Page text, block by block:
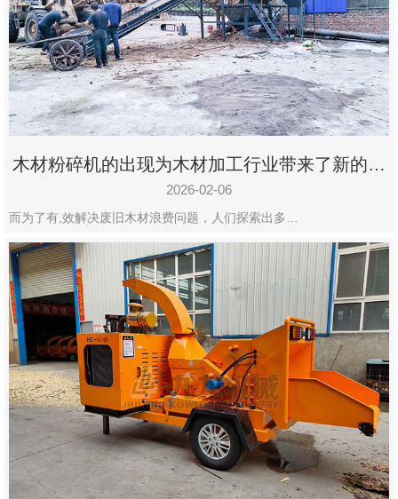
木材粉碎机的出现为木材加工行业带来了新的变
化
2026-02-06
而为了有,效解决废旧木材浪费问题，人们探索出多…